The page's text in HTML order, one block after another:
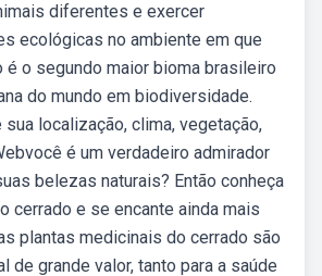
diferentes e exercer
ecológicas no ambiente em que
é o segundo maior bioma brasileiro
do mundo em biodiversidade.
localização, clima, vegetação,
é um verdadeiro admirador
belezas naturais? Então conheça
cerrado e se encante ainda mais
plantas medicinais do cerrado são
de grande valor, tanto para a saúde